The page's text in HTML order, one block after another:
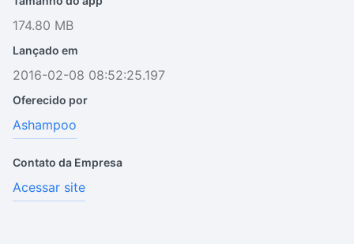
174.80 MB
Lançado em
2016-02-08 08:52:25.197
Oferecido por
Ashampoo
Contato da Empresa
Acessar site